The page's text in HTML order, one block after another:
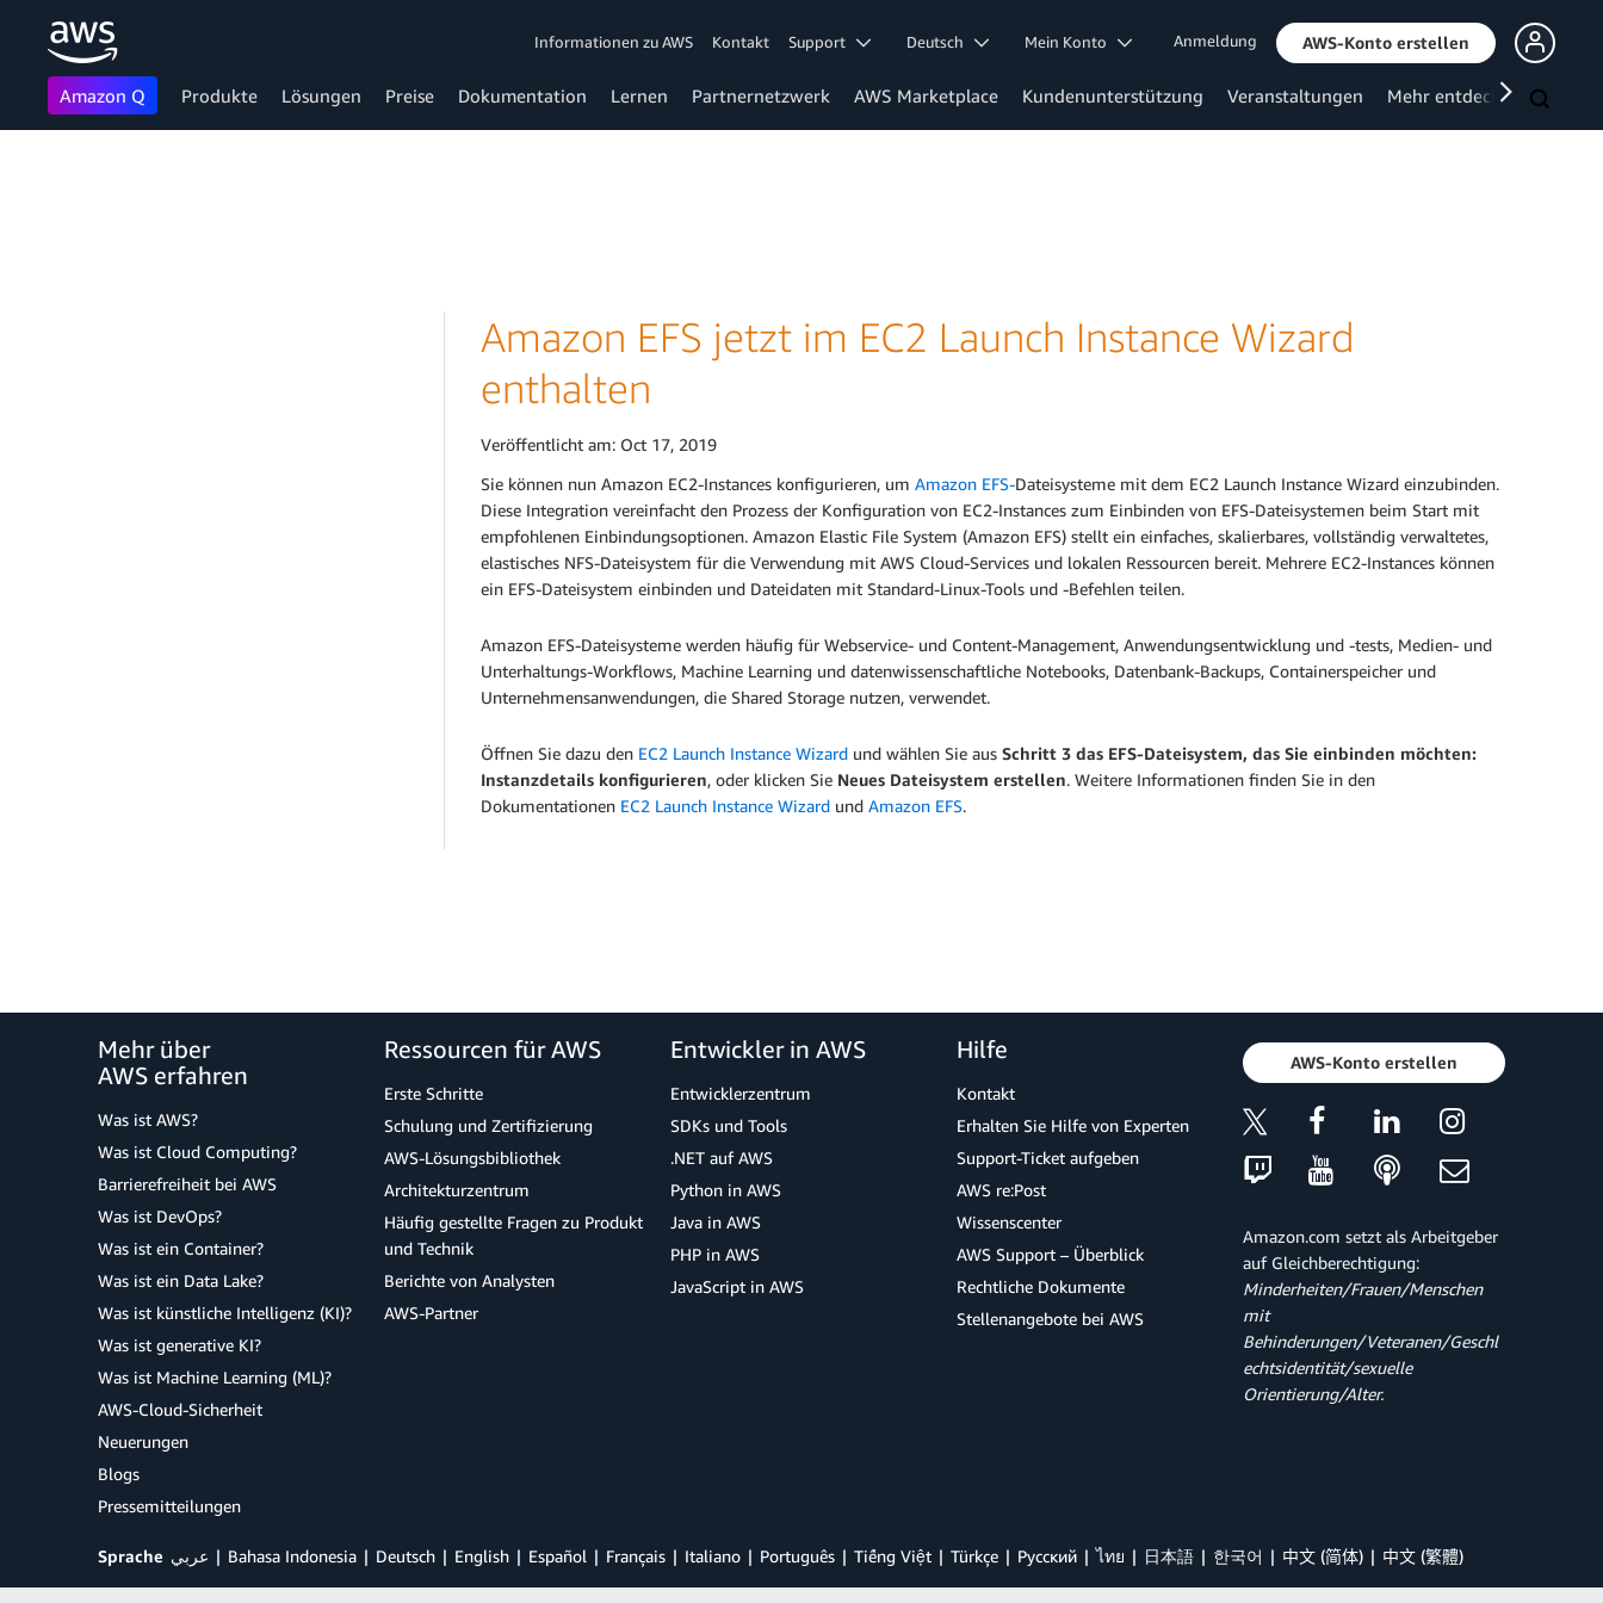
Informationen zu AWS Kontakt Support Deutsch Mein Konto Anmeldung AWS-Konto erstellen
Amazon Q Produkte Lösungen Preise Dokumentation Lernen Partnernetzwerk AWS Marketplace Kundenunterstützung Veranstaltungen Mehr entdecken
Amazon EFS jetzt im EC2 Launch Instance Wizard
enthalten
Veröffentlicht am: Oct 17, 2019
Sie können nun Amazon EC2-Instances konfigurieren, um Amazon EFS-Dateisysteme mit dem EC2 Launch Instance Wizard einzubinden.
Diese Integration vereinfacht den Prozess der Konfiguration von EC2-Instances zum Einbinden von EFS-Dateisystemen beim Start mit
empfohlenen Einbindungsoptionen. Amazon Elastic File System (Amazon EFS) stellt ein einfaches, skalierbares, vollständig verwaltetes,
elastisches NFS-Dateisystem für die Verwendung mit AWS Cloud-Services und lokalen Ressourcen bereit. Mehrere EC2-Instances können
ein EFS-Dateisystem einbinden und Dateidaten mit Standard-Linux-Tools und -Befehlen teilen.
Amazon EFS-Dateisysteme werden häufig für Webservice- und Content-Management, Anwendungsentwicklung und -tests, Medien- und
Unterhaltungs-Workflows, Machine Learning und datenwissenschaftliche Notebooks, Datenbank-Backups, Containerspeicher und
Unternehmensanwendungen, die Shared Storage nutzen, verwendet.
Öffnen Sie dazu den EC2 Launch Instance Wizard und wählen Sie aus Schritt 3 das EFS-Dateisystem, das Sie einbinden möchten:
Instanzdetails konfigurieren, oder klicken Sie Neues Dateisystem erstellen. Weitere Informationen finden Sie in den
Dokumentationen EC2 Launch Instance Wizard und Amazon EFS.
Mehr über
AWS erfahren
Was ist AWS?
Was ist Cloud Computing?
Barrierefreiheit bei AWS
Was ist DevOps?
Was ist ein Container?
Was ist ein Data Lake?
Was ist künstliche Intelligenz (KI)?
Was ist generative KI?
Was ist Machine Learning (ML)?
AWS-Cloud-Sicherheit
Neuerungen
Blogs
Pressemitteilungen
Ressourcen für AWS
Erste Schritte
Schulung und Zertifizierung
AWS-Lösungsbibliothek
Architekturzentrum
Häufig gestellte Fragen zu Produkt
und Technik
Berichte von Analysten
AWS-Partner
Entwickler in AWS
Entwicklerzentrum
SDKs und Tools
.NET auf AWS
Python in AWS
Java in AWS
PHP in AWS
JavaScript in AWS
Hilfe
Kontakt
Erhalten Sie Hilfe von Experten
Support-Ticket aufgeben
AWS re:Post
Wissenscenter
AWS Support – Überblick
Rechtliche Dokumente
Stellenangebote bei AWS
AWS-Konto erstellen
Amazon.com setzt als Arbeitgeber
auf Gleichberechtigung:
Minderheiten/Frauen/Menschen
mit
Behinderungen/Veteranen/Geschl
echtsidentität/sexuelle
Orientierung/Alter.
Sprache عربي Bahasa Indonesia Deutsch English Español Français Italiano Português Tiếng Việt Türkçe Ρусский ไทย 日本語 한국어 中文 (简体) 中文 (繁體)